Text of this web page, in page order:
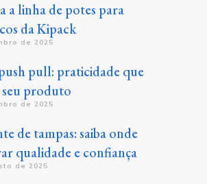
a linha de potes para
da Kipack
de 2025
pull: praticidade que
produto
de 2025
de tampas: saiba onde
qualidade e confiança
de 2025